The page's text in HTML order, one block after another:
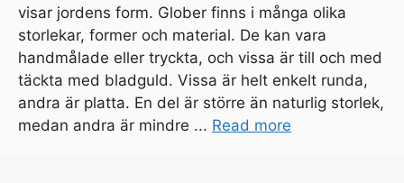
visar jordens form. Glober finns i många olika
storlekar, former och material. De kan vara
handmålade eller tryckta, och vissa är till och med
täckta med bladguld. Vissa är helt enkelt runda,
andra är platta. En del är större än naturlig storlek,
medan andra är mindre ... Read more